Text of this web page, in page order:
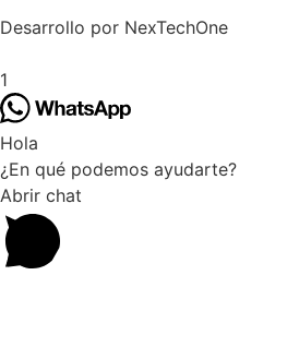
Desarrollo por NexTechOne
1
Hola
¿En qué podemos ayudarte?
Abrir chat